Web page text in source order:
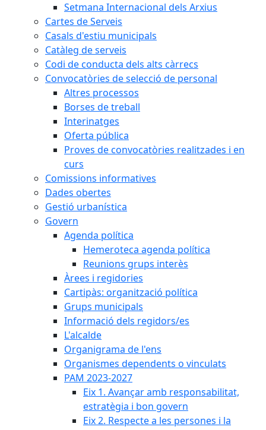
Setmana Internacional dels Arxius
Cartes de Serveis
Casals d'estiu municipals
Catàleg de serveis
Codi de conducta dels alts càrrecs
Convocatòries de selecció de personal
Altres processos
Borses de treball
Interinatges
Oferta pública
Proves de convocatòries realitzades i en
curs
Comissions informatives
Dades obertes
Gestió urbanística
Govern
Agenda política
Hemeroteca agenda política
Reunions grups interès
Àrees i regidories
Cartipàs: organització política
Grups municipals
Informació dels regidors/es
L'alcalde
Organigrama de l'ens
Organismes dependents o vinculats
PAM 2023-2027
Eix 1. Avançar amb responsabilitat,
estratègia i bon govern
Eix 2. Respecte a les persones i la